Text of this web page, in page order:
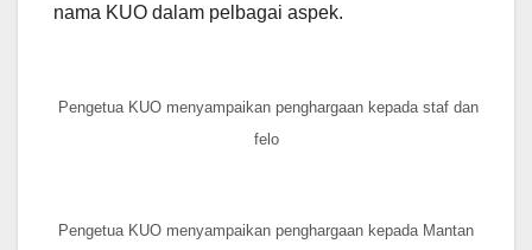
nama KUO dalam pelbagai aspek.
Pengetua KUO menyampaikan penghargaan kepada staf dan
felo
Pengetua KUO menyampaikan penghargaan kepada Mantan